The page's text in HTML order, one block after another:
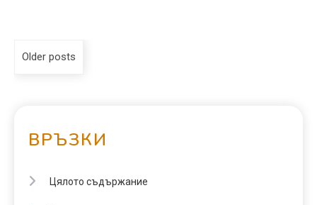
Older posts
ВРЪЗКИ
Цялото съдържание